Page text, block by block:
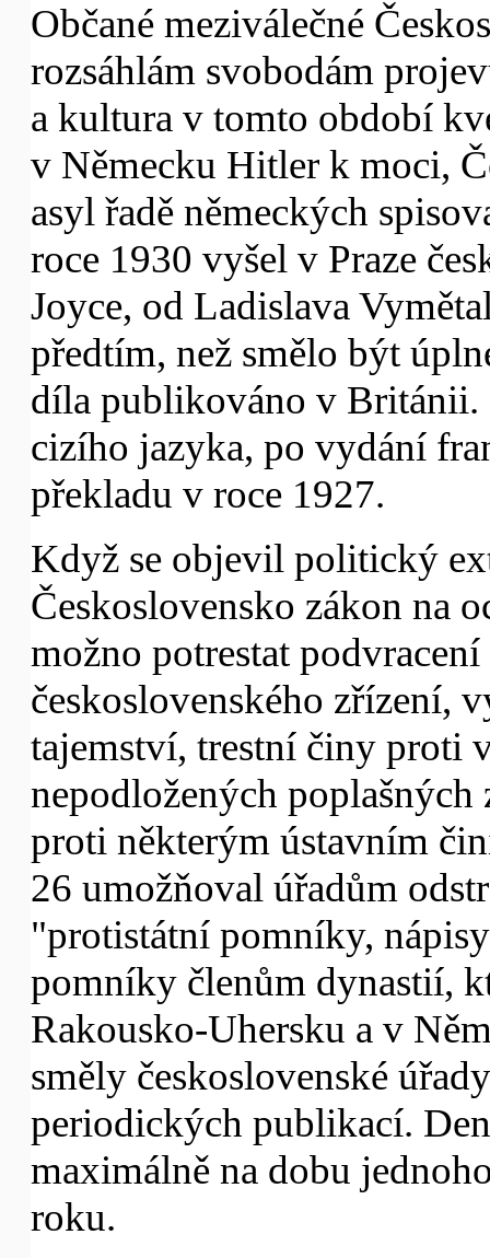
Občané meziválečné
rozsáhlám svobodám
a kultura v tomto období
v Německu Hitler k moci,
asyl řadě německých
roce 1930 vyšel v Praze
Joyce, od Ladislava
předtím, než smělo být
díla publikováno v Británii.
cizího jazyka, po vydání
překladu v roce 1927.
Když se objevil politický
Československo zákon na
možno potrestat
československého zřízení,
tajemství, trestní činy proti
nepodložených
proti některým ústavním
26 umožňoval úřadům
"protistátní pomníky,
pomníky členům dynastií,
Rakousko-Uhersku a v
směly československé
periodických publikací.
maximálně na dobu
roku.